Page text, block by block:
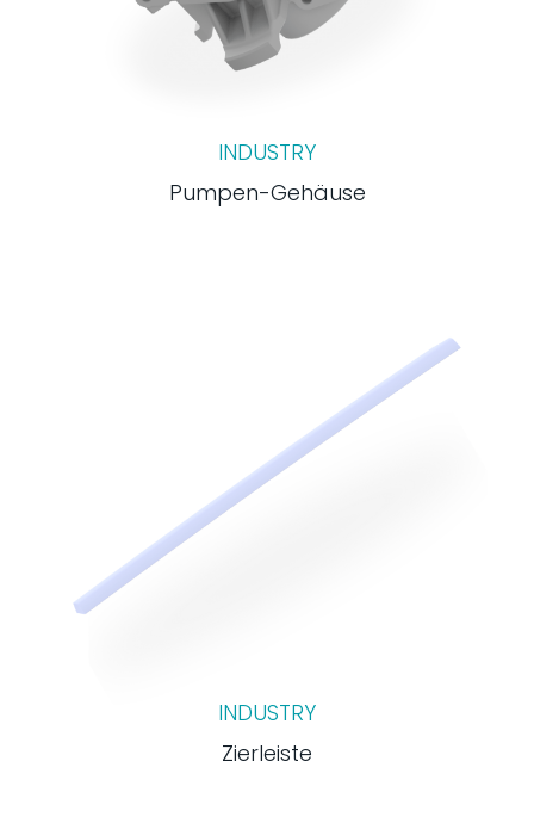
INDUSTRY
Pumpen-Gehäuse
INDUSTRY
Zierleiste